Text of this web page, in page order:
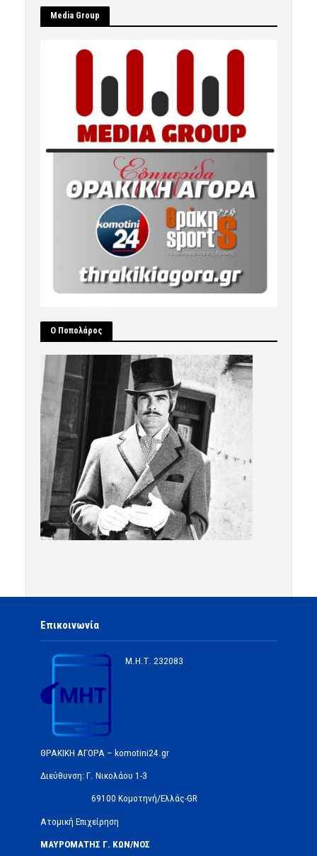
Μedia Group
Ο Ποπολάρος
Επικοινωνία
Μ.Η.Τ. 232083
ΘΡΑΚΙΚΗ ΑΓΟΡΑ – komotini24.gr
Διεύθυνση: Γ. Νικολάου 1-3
69100 Κομοτηνή/Ελλάς-GR
Ατομική Επιχείρηση
ΜΑΥΡΟΜΑΤΗΣ Γ. ΚΩΝ/ΝΟΣ